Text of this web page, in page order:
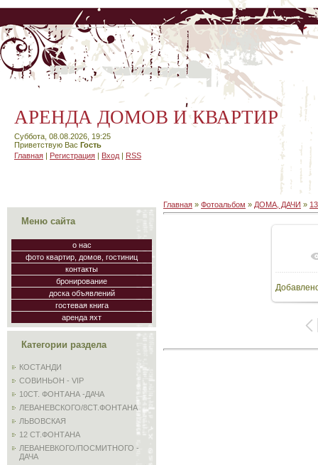
АРЕНДА ДОМОВ И КВАРТИР
Суббота, 08.08.2026, 19:25
Приветствую Вас Гость
Главная | Регистрация | Вход | RSS
Меню сайта
о нас
фото квартир, домов, гостиниц
контакты
бронирование
доска объявлений
гостевая книга
аренда яхт
Категории раздела
КОСТАНДИ
СОВИНЬОН - VIP
10СТ. ФОНТАНА -ДАЧА
ЛЕВАНЕВСКОГО/8СТ.ФОНТАНА
ЛЬВОВСКАЯ
12 СТ.ФОНТАНА
ЛЕВАНЕВКОГО/ПОСМИТНОГО -
ДАЧА
Главная » Фотоальбом » ДОМА, ДАЧИ »